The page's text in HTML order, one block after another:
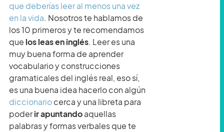
que deberías leer al menos una vez
en la vida. Nosotros te hablamos de
los 10 primeros y te recomendamos
que los leas en inglés. Leer es una
muy buena forma de aprender
vocabulario y construcciones
gramaticales del inglés real, eso sí,
es una buena idea hacerlo con algún
diccionariocerca y una libreta para
poderir apuntandoaquellas
palabras y formas verbales que te